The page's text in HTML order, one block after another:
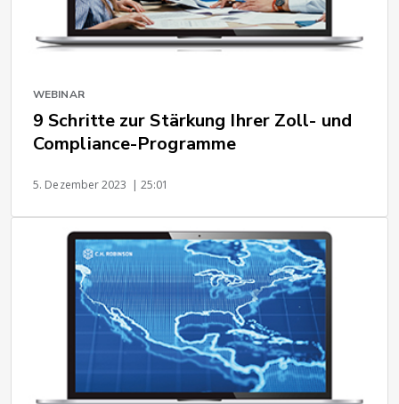
WEBINAR
9 Schritte zur Stärkung Ihrer Zoll- und
Compliance-Programme
5. Dezember 2023 | 25:01